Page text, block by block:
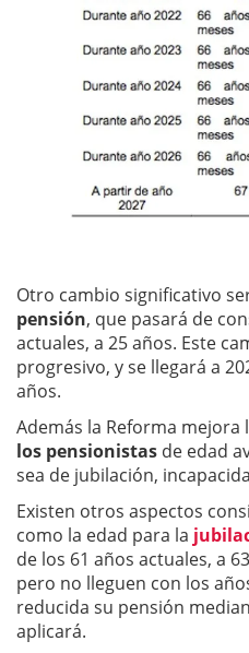
Otro cambio significativo
pensión, que pasará de
actuales, a 25 años. Este
progresivo, y se llegará a
años.
Además la Reforma mejora
los pensionistas de edad
sea de jubilación,
Existen otros aspectos
como la edad para la
de los 61 años actuales, a
pero no lleguen con los
reducida su pensión
aplicará.